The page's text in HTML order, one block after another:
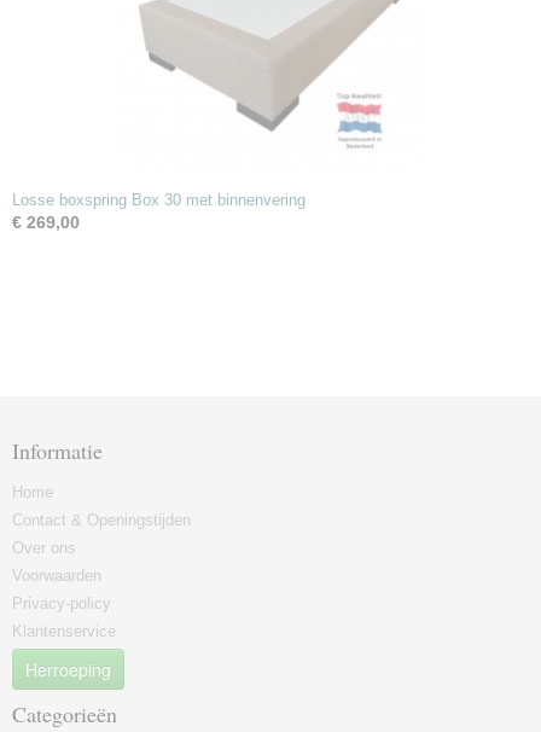
Losse boxspring Box 30 met binnenvering
€ 269,00
Informatie
Home
Contact & Openingstijden
Over ons
Voorwaarden
Privacy-policy
Klantenservice
Herroeping
Categorieën